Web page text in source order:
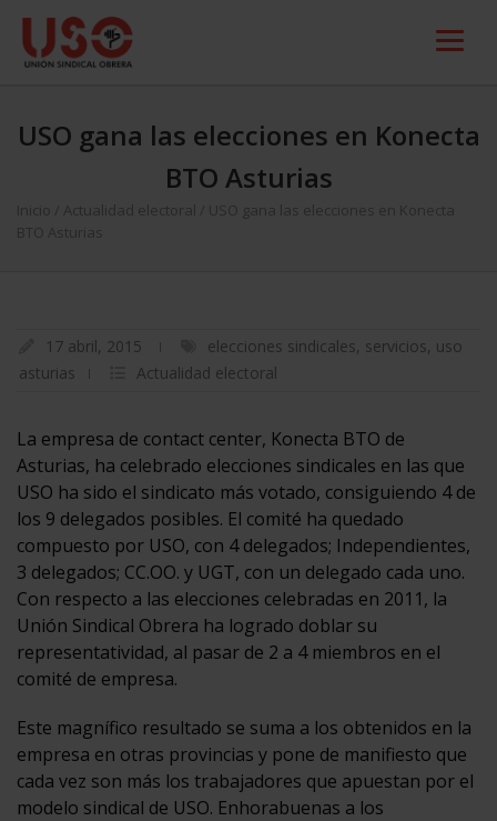
USO gana las elecciones en Konecta
BTO Asturias
Inicio Actualidad electoral
USO gana las elecciones en Konecta
BTO Asturias
17 abril, 2015 elecciones sindicales, servicios, uso
asturias
Actualidad electoral
La empresa de contact center, Konecta BTO de
Asturias, ha celebrado elecciones sindicales en las que
USO ha sido el sindicato más votado, consiguiendo 4 de
los 9 delegados posibles. El comité ha quedado
compuesto por USO, con 4 delegados; Independientes,
3 delegados; CC.OO. y UGT, con un delegado cada uno.
Con respecto a las elecciones celebradas en 2011, la
Unión Sindical Obrera ha logrado doblar su
representatividad, al pasar de 2 a 4 miembros en el
comité de empresa.
Este magnífico resultado se suma a los obtenidos en la
empresa en otras provincias y pone de manifiesto que
cada vez son más los trabajadores que apuestan por el
modelo sindical de USO. Enhorabuenas a los